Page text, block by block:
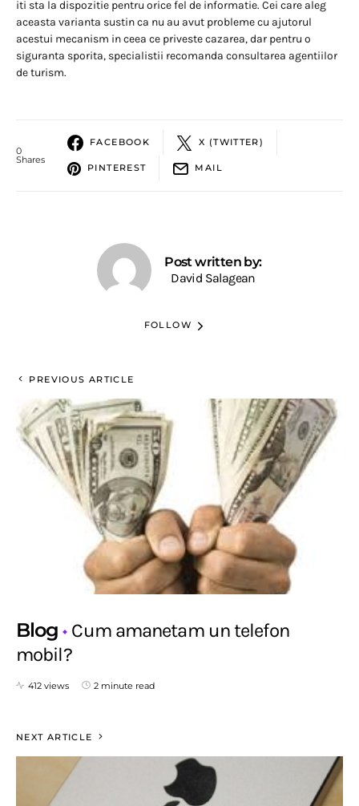
iti sta la dispozitie pentru orice fel de informatie. Cei care aleg
aceasta varianta sustin ca nu au avut probleme cu ajutorul
acestui mecanism in ceea ce priveste cazarea, dar pentru o
siguranta sporita, specialistii recomanda consultarea agentiilor
de turism.
0
Shares
FACEBOOK X (TWITTER)
PINTEREST MAIL
Post written by:
David Salagean
FOLLOW
PREVIOUS ARTICLE
Blog
Cum amanetam un telefon
mobil?
412 views 2 minute read
NEXT ARTICLE